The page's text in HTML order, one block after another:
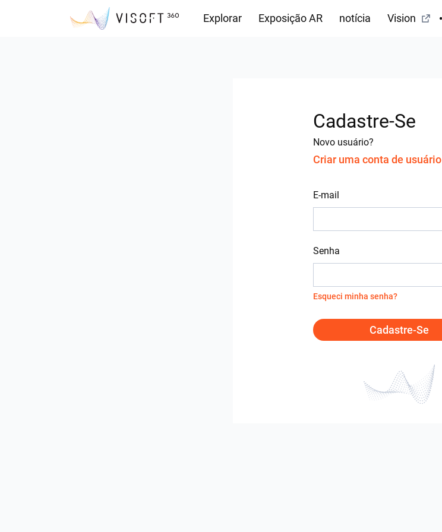
Explorar Exposição AR notícia Vision
Cadastre-Se
Novo usuário?
Criar uma conta de usuário
E-mail
Senha
Esqueci minha senha?
Cadastre-Se